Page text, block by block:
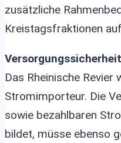
zusätzliche
Kreistagsfraktionen
Das Rheinische
Stromimporteur. Die
sowie bezahlbaren
bildet, müsse ebenso